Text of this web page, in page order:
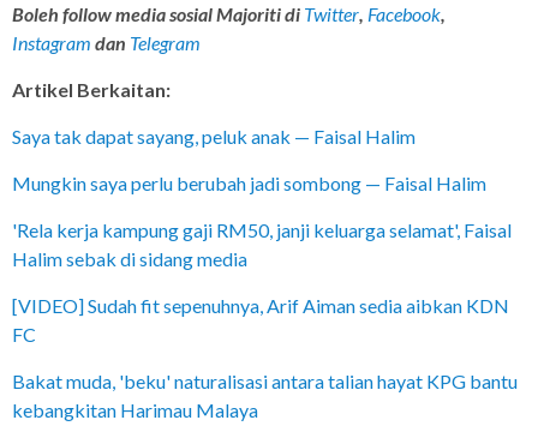
Boleh follow media sosial Majoriti di Twitter Facebook
Instagram dan Telegram
Artikel Berkaitan:
Saya tak dapat sayang, peluk anak — Faisal Halim
Mungkin saya perlu berubah jadi sombong — Faisal Halim
'Rela kerja kampung gaji RM50, janji keluarga selamat', Faisal
Halim sebak di sidang media
[VIDEO] Sudah fit sepenuhnya, Arif Aiman sedia aibkan KDN
FC
Bakat muda, 'beku' naturalisasi antara talian hayat KPG bantu
kebangkitan Harimau Malaya